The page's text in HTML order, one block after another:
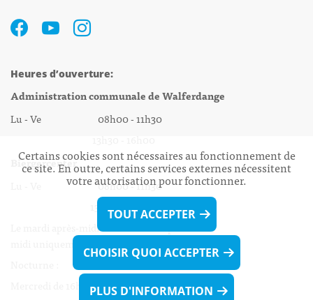
Heures d’ouverture:
Administration communale de Walferdange
Lu - Ve 08h00 - 11h30
Biergercenter
Lu - Ve 08h00 - 11h30
13h30 - 16h00
Le mardi après-midi et le vendredi après-
midi uniquement sur Rdv.
Mercredi de 16h00 - 18h45 uniquement sur Rdv
Certains cookies sont nécessaires au fonctionnement de
ce site. En outre, certains services externes nécessitent
votre autorisation pour fonctionner.
TOUT ACCEPTER
CHOISIR QUOI ACCEPTER
PLUS D'INFORMATION